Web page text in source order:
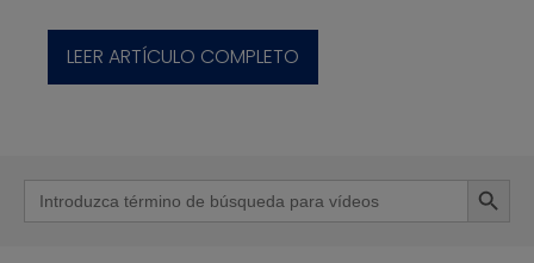
LEER ARTÍCULO COMPLETO
Buscar: Botón de